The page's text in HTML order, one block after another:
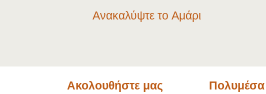
Ανακαλύψτε το Αμάρι
Ακολουθήστε μας Πολυμέσα